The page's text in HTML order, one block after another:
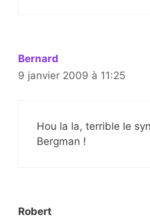
Bernard
9 janvier 2009 à 11:25
Hou la la, terrible le
Bergman !
Robert